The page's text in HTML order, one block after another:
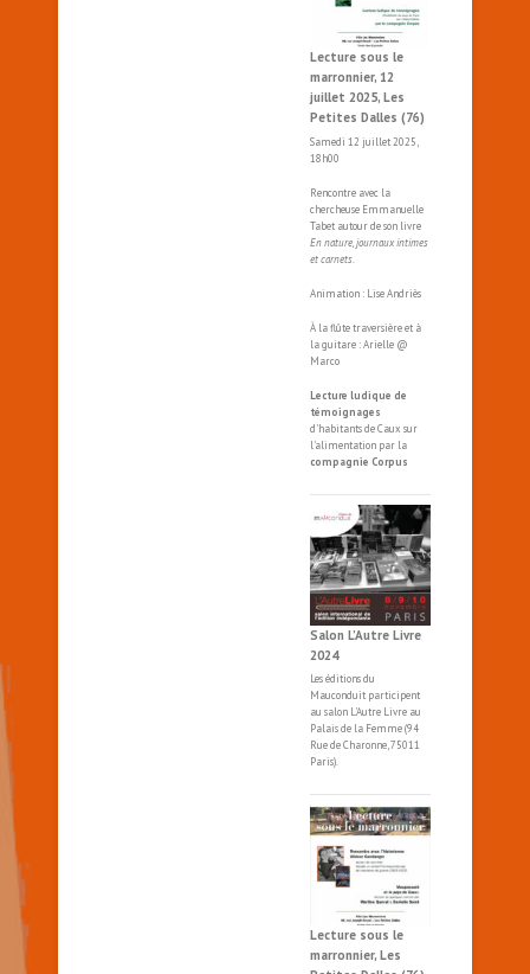
Lecture sous le
marronnier, 12
juillet 2025, Les
Petites Dalles (76)
Samedi 12 juillet 2025,
18h00
Rencontre avec la
chercheuse Emmanuelle
Tabet autour de son livre
En nature, journaux intimes
et carnets
Animation : Lise Andriès
À la flûte traversière et à
la guitare : Arielle @
Marco
Lecture ludique de
témoignages
d'habitants de Caux sur
l'alimentation par la
compagnie Corpus
Salon L’Autre Livre
2024
Les éditions du
Mauconduit participent
au salon L'Autre Livre au
Palais de la Femme (94
Rue de Charonne, 75011
Paris).
Lecture sous le
marronnier, Les